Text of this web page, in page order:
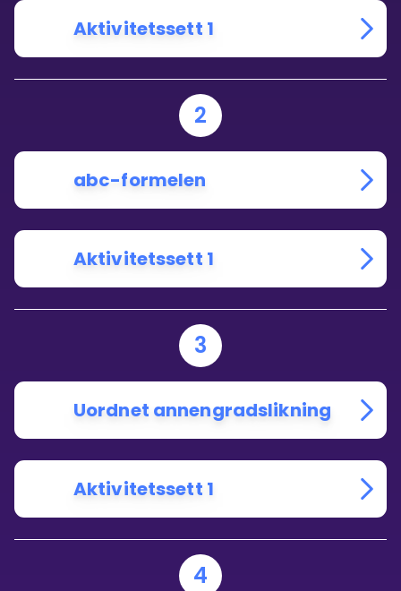
Aktivitetssett 1
2
abc-formelen
Aktivitetssett 1
3
Uordnet annengradslikning
Aktivitetssett 1
4